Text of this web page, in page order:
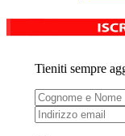
Tieniti sempre